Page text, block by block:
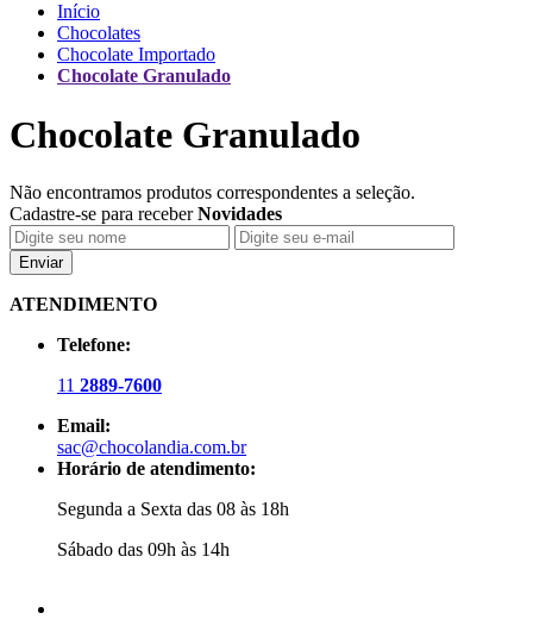
Início
Chocolates
Chocolate Importado
Chocolate Granulado
Chocolate Granulado
Não encontramos produtos correspondentes a seleção.
Cadastre-se para receberNovidades
Enviar
ATENDIMENTO
Telefone:
11 2889-7600
Email:
sac@chocolandia.com.br
Horário de atendimento:
Segunda a Sexta das 08 às 18h
Sábado das 09h às 14h